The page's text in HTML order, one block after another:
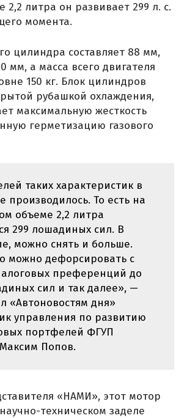
2,2 литра он развивает 299 л. с.
момента.
цилиндра составляет 88 мм,
мм, а масса всего двигателя
150 кг. Блок цилиндров
рубашкой охлаждения,
максимальную жесткость
герметизацию газового
таких характеристик в
производилось. То есть на
объеме 2,2 литра
299 лошадиных сил. В
можно снять и больше.
можно дефорсировать с
преференций до
сил и так далее», —
«Автоновостям дня»
управления по развитию
портфелей ФГУП
Попов.
«НАМИ», этот мотор
техническом заделе